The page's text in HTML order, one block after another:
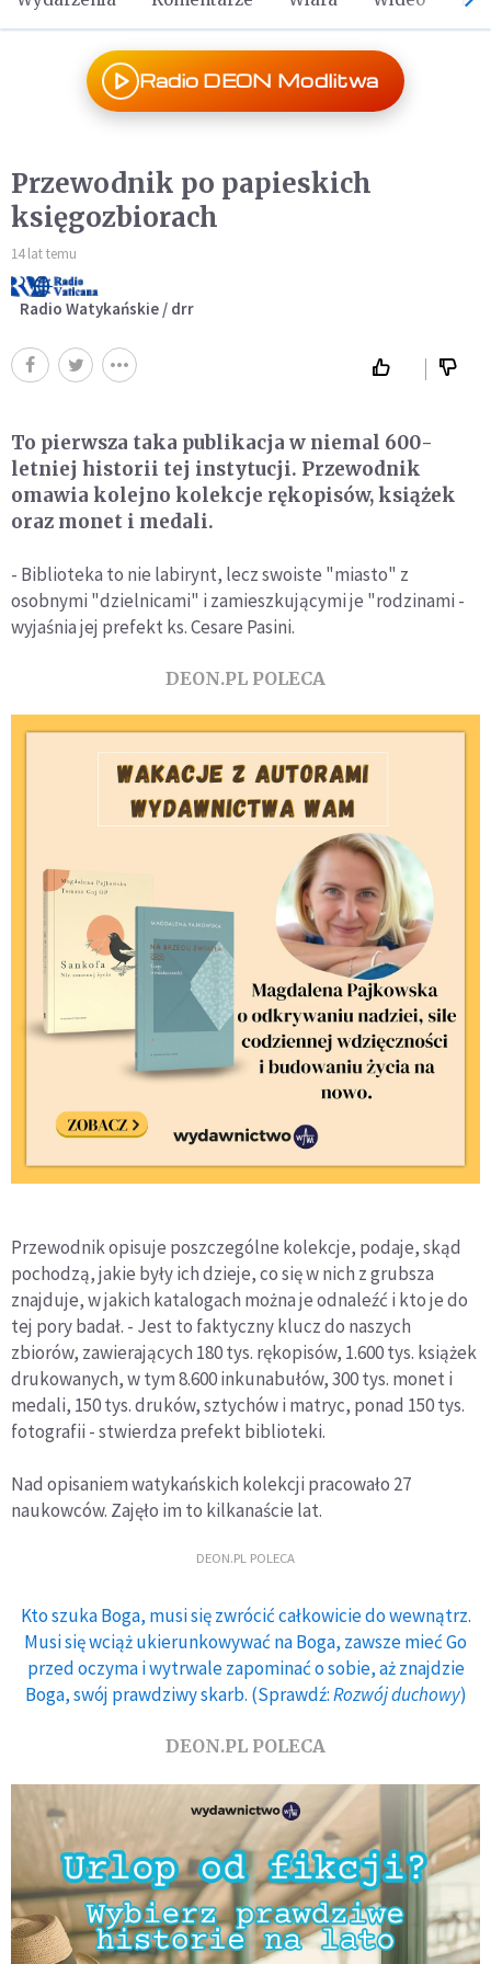
Radio DEON Modlitwa
Przewodnik po papieskich
księgozbiorach
14 lat temu
Radio Watykańskie / drr
To pierwsza taka publikacja w niemal 600-
letniej historii tej instytucji. Przewodnik
omawia kolejno kolekcje rękopisów, książek
oraz monet i medali.
- Biblioteka to nie labirynt, lecz swoiste "miasto" z
osobnymi "dzielnicami" i zamieszkującymi je "rodzinami -
wyjaśnia jej prefekt ks. Cesare Pasini.
DEON.PL POLECA
Przewodnik opisuje poszczególne kolekcje, podaje, skąd
pochodzą, jakie były ich dzieje, co się w nich z grubsza
znajduje, w jakich katalogach można je odnaleźć i kto je do
tej pory badał. - Jest to faktyczny klucz do naszych
zbiorów, zawierających 180 tys. rękopisów, 1.600 tys. książek
drukowanych, w tym 8.600 inkunabułów, 300 tys. monet i
medali, 150 tys. druków, sztychów i matryc, ponad 150 tys.
fotografii - stwierdza prefekt biblioteki.
Nad opisaniem watykańskich kolekcji pracowało 27
naukowców. Zajęło im to kilkanaście lat.
DEON.PL POLECA
Kto szuka Boga, musi się zwrócić całkowicie do wewnątrz.
Musi się wciąż ukierunkowywać na Boga, zawsze mieć Go
przed oczyma i wytrwale zapominać o sobie, aż znajdzie
Boga, swój prawdziwy skarb. (Sprawdź:Rozwój duchowy)
DEON.PL POLECA